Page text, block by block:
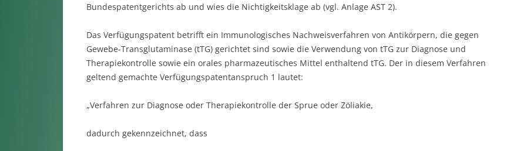
Bundespatentgerichts ab und wies die Nichtigkeitsklage ab (vgl. Anlage AST 2).
Das Verfügungspatent betrifft ein Immunologisches Nachweisverfahren von Antikörpern, die gegen
Gewebe-Transglutaminase (tTG) gerichtet sind sowie die Verwendung von tTG zur Diagnose und
Therapiekontrolle sowie ein orales pharmazeutisches Mittel enthaltend tTG. Der in diesem Verfahren
geltend gemachte Verfügungspatentanspruch 1 lautet:
„Verfahren zur Diagnose oder Therapiekontrolle der Sprue oder Zöliakie,
dadurch gekennzeichnet, dass